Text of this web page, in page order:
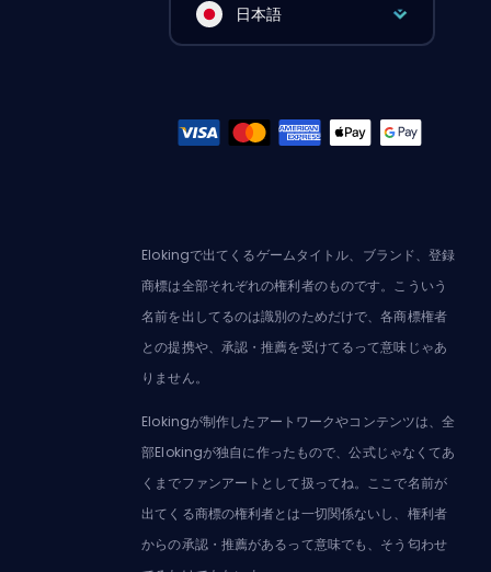
日本語
Elokingで出てくるゲームタイトル、ブランド、登録
商標は全部それぞれの権利者のものです。こういう
名前を出してるのは識別のためだけで、各商標権者
との提携や、承認・推薦を受けてるって意味じゃあ
りません。
Elokingが制作したアートワークやコンテンツは、全
部Elokingが独自に作ったもので、公式じゃなくてあ
くまでファンアートとして扱ってね。ここで名前が
出てくる商標の権利者とは一切関係ないし、権利者
からの承認・推薦があるって意味でも、そう匂わせ